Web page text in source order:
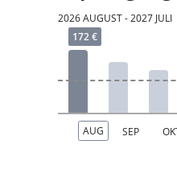
2026 AUGUST - 2027 JULI